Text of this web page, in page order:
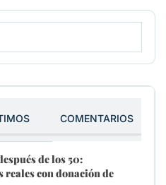
COMENTARIOS
de los 50:
con donación de